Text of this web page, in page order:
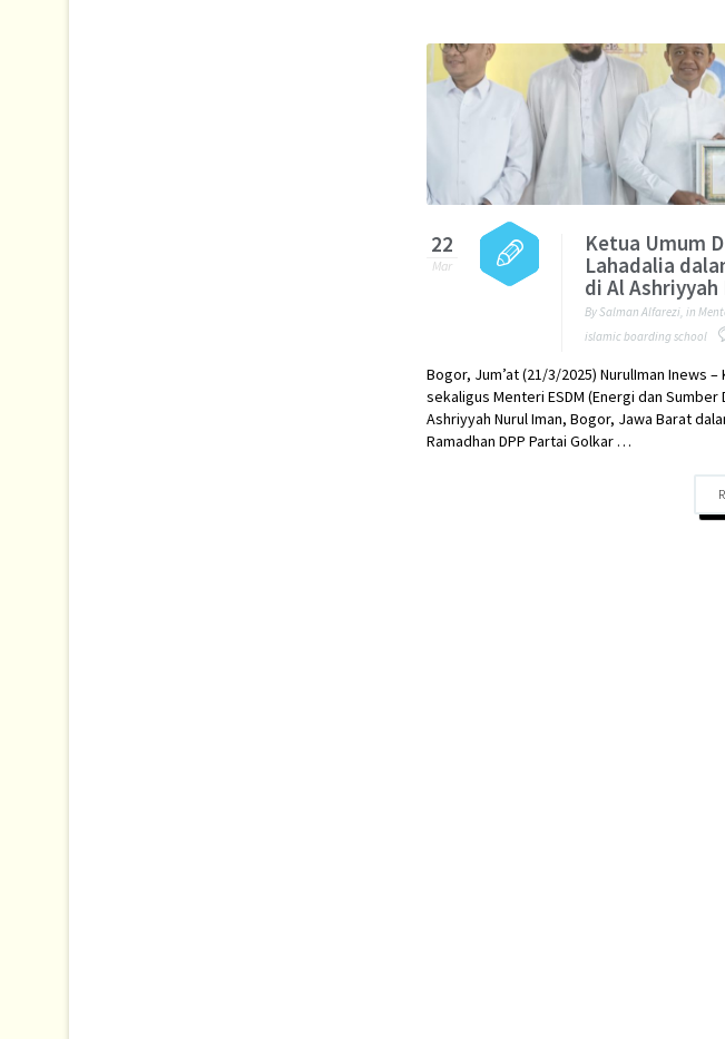
22
Mar
Ketua Umum
Lahadalia
di Al
BySalman Alfarezi, in
islamic boarding school
Bogor, Jum’at (21/3/2025) NurulIman Inews
sekaligus Menteri ESDM (Energi dan
Ashriyyah Nurul Iman, Bogor, Jawa Barat
Ramadhan DPP Partai Golkar …